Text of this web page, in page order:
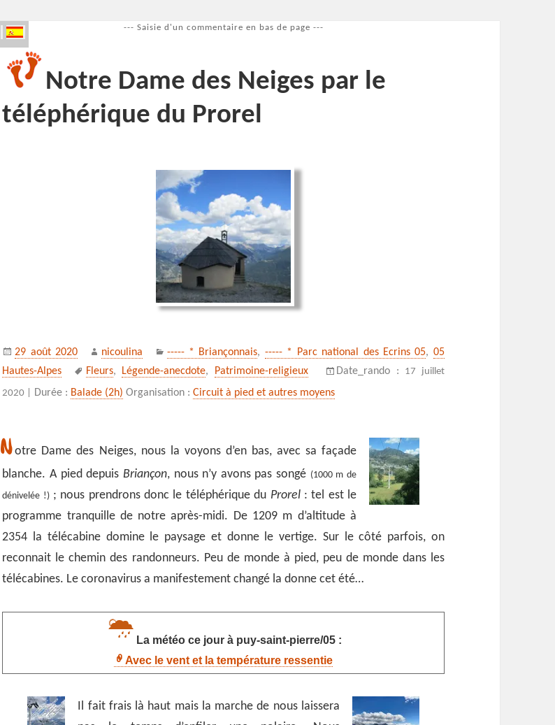
--- Saisie d'un commentaire en bas de page ---
Notre Dame des Neiges par le
téléphérique du Prorel
Publié
le
29 août 2020 Auteur
nicoulina Catégories
----- * Briançonnais, ----- * Parc national des Ecrins 05, 05
Hautes-Alpes
Mots-
clés
Fleurs, Légende-anecdote, Patrimoine-religieux Date_rando : 17 juillet
2020 | Durée : Balade (2h) Organisation :Circuit à pied et autres moyens
Notre Dame des Neiges, nous la voyons d’en bas, avec sa façade
blanche. A pied depuis Briançon, nous n’y avons pas songé (1000 m de
dénivelée !); nous prendrons donc le téléphérique du Prorel: tel est le
programme tranquille de notre après-midi. De 1209 m d’altitude à
2354 la télécabine domine le paysage et donne le vertige. Sur le côté parfois, on
reconnait le chemin des randonneurs. Peu de monde à pied, peu de monde dans les
télécabines. Le coronavirus a manifestement changé la donne cet été…
La météo ce jour à puy-saint-pierre/05 :
Avec le vent et la température ressentie
Il fait frais là haut mais la marche de nous laissera